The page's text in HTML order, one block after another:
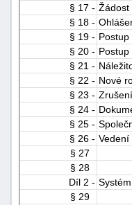
§ 17 - Žádost
§ 18 -
§ 19 -
§ 20 -
§ 21 -
§ 22 - Nové
§ 23 -
§ 24 -
§ 25 -
§ 26 - Vedení
§ 27
§ 28
Díl 2 -
§ 29